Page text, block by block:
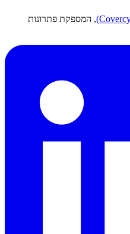
, המספקת פתרונות